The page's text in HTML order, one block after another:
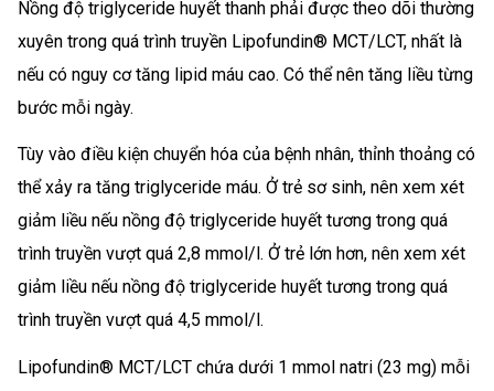
Nồng độ triglyceride huyết thanh phải được theo dõi thường
xuyên trong quá trình truyền Lipofundin® MCT/LCT, nhất là
nếu có nguy cơ tăng lipid máu cao. Có thể nên tăng liều từng
bước mỗi ngày.
Tùy vào điều kiện chuyển hóa của bệnh nhân, thỉnh thoảng có
thể xảy ra tăng triglyceride máu. Ở trẻ sơ sinh, nên xem xét
giảm liều nếu nồng độ triglyceride huyết tương trong quá
trình truyền vượt quá 2,8 mmol/l. Ở trẻ lớn hơn, nên xem xét
giảm liều nếu nồng độ triglyceride huyết tương trong quá
trình truyền vượt quá 4,5 mmol/l.
Lipofundin® MCT/LCT chứa dưới 1 mmol natri (23 mg) mỗi